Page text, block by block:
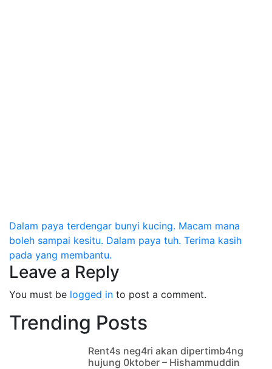
Post
navigation
Dalam paya terdengar bunyi kucing. Macam mana
boleh sampai kesitu. Dalam paya tuh. Terima kasih
pada yang membantu.
Leave a Reply
You must be logged in to post a comment.
Trending Posts
Rent4s neg4ri akan dipertimb4ng
hujung 0ktober – Hishammuddin